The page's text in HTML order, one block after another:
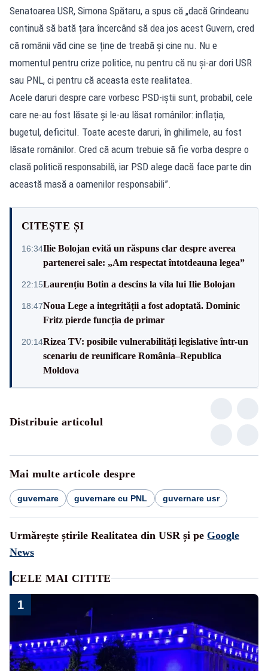
Senatoarea USR, Simona Spătaru, a spus că „dacă Grindeanu
continuă să bată țara încercând să dea jos acest Guvern, cred
că românii văd cine se ține de treabă și cine nu. Nu e
momentul pentru crize politice, nu pentru că nu și-ar dori USR
sau PNL, ci pentru că aceasta este realitatea.
Acele daruri despre care vorbesc PSD-iștii sunt, probabil, cele
care ne-au fost lăsate și le-au lăsat românilor: inflația,
bugetul, deficitul. Toate aceste daruri, în ghilimele, au fost
lăsate românilor. Cred că acum trebuie să fie vorba despre o
clasă politică responsabilă, iar PSD alege dacă face parte din
această masă a oamenilor responsabili”.
CITEȘTE ȘI
16:34Ilie Bolojan evită un răspuns clar despre averea
partenerei sale: „Am respectat întotdeauna legea”
22:15Laurențiu Botin a descins la vila lui Ilie Bolojan
18:47Noua Lege a integrității a fost adoptată. Dominic
Fritz pierde funcția de primar
20:14Rizea TV: posibile vulnerabilități legislative într-un
scenariu de reunificare România–Republica
Moldova
Distribuie articolul
Mai multe articole despre
guvernare guvernare cu PNL guvernare usr
Urmărește știrile Realitatea din USR și pe Google
News
CELE MAI CITITE
1